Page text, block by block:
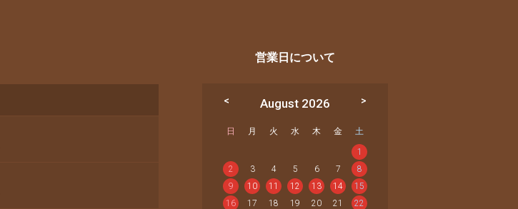
営業日について
August 2026
日 月 火 水 木 金 土
1
2
3 4 5 6 7
8
9
10 11 12 13 14
15
16
17 18 19 20 21
22